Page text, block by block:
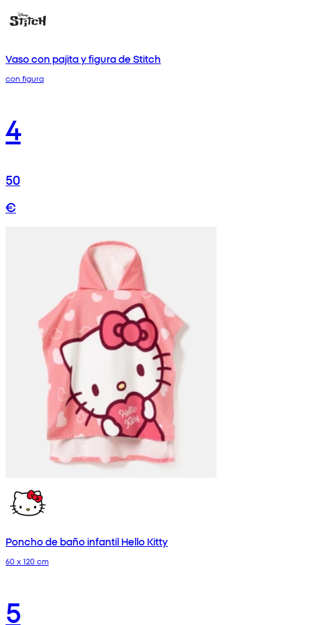
Vaso con pajita y figura de Stitch
con figura
4
50
€
Poncho de baño infantil Hello Kitty
60 x 120 cm
5